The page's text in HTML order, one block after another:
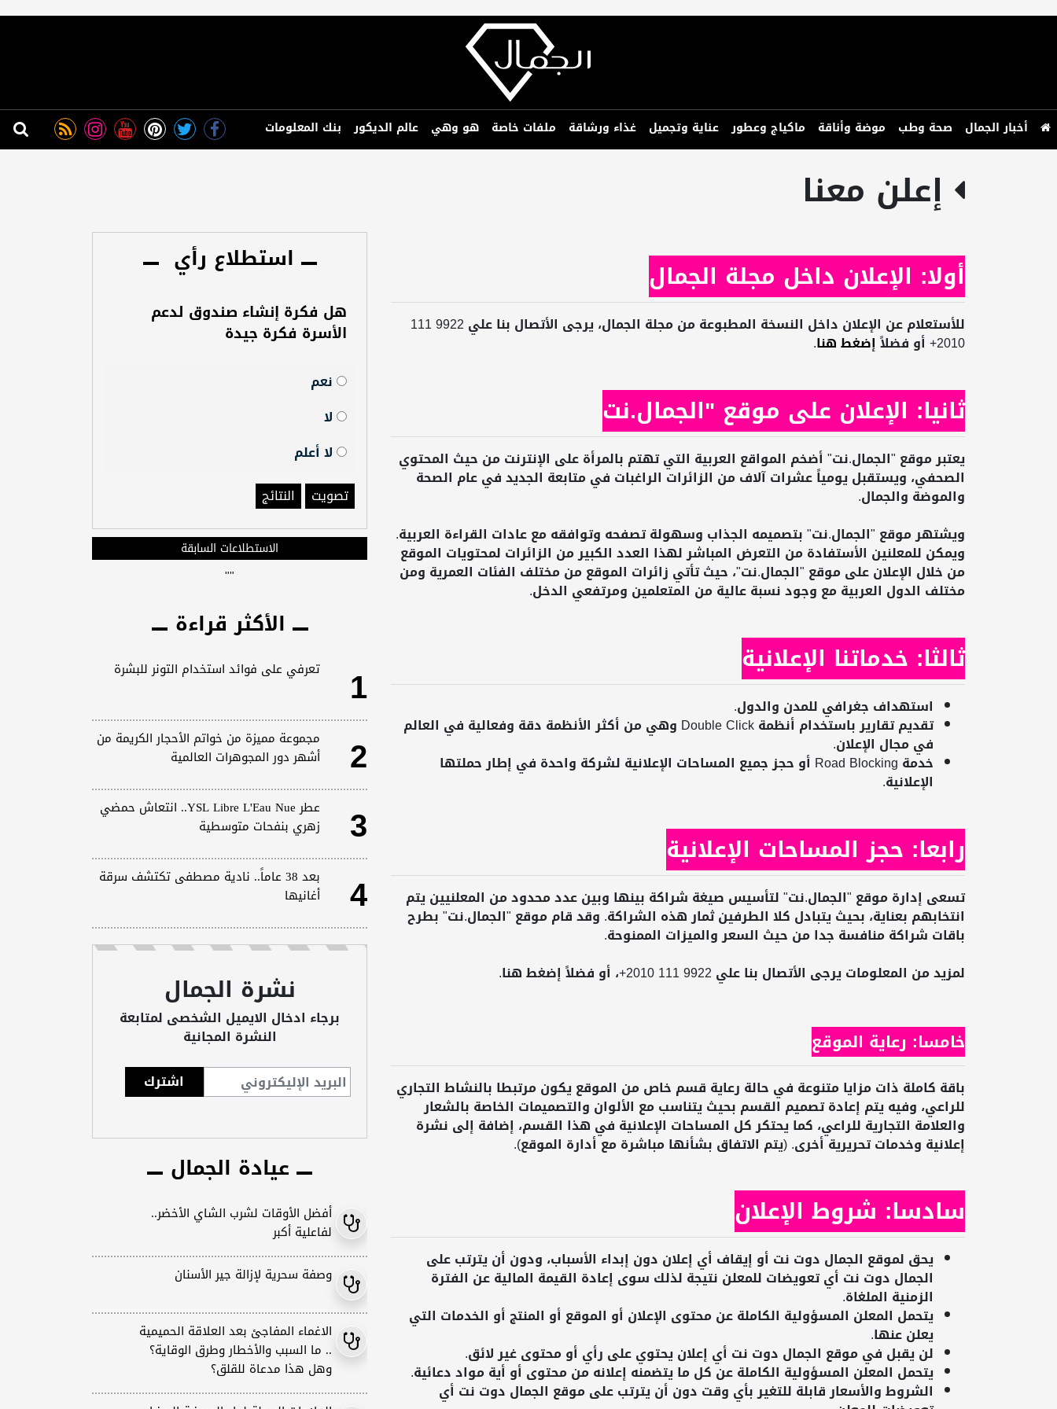
أخبار الجمال صحة وطب موضة وأناقة ماكياج وعطور عناية وتجميل غذاء ورشاقة ملفات خاصة هو وهي عالم الديكور بنك المعلومات
إعلن معنا
أولا: الإعلان داخل مجلة الجمال
للأستعلام عن الإعلان داخل النسخة المطبوعة من مجلة الجمال، يرجى الأتصال بنا علي 9922 111
2010+ أو فضلاً إضغط هنا.
ثانيا: الإعلان على موقع "الجمال.نت
يعتبر موقع "الجمال.نت" أضخم المواقع العربية التي تهتم بالمرأة على الإنترنت من حيث المحتوي
الصحفي، ويستقبل يومياً عشرات آلاف من الزائرات الراغبات في متابعة الجديد في عام الصحة
والموضة والجمال.
ويشتهر موقع "الجمال.نت" بتصميمه الجذاب وسهولة تصفحه وتوافقه مع عادات القراءة العربية.
ويمكن للمعلنين الأستفادة من التعرض المباشر لهذا العدد الكبير من الزائرات لمحتويات الموقع
من خلال الإعلان على موقع "الجمال.نت"، حيث تأتي زائرات الموقع من مختلف الفئات العمرية ومن
مختلف الدول العربية مع وجود نسبة عالية من المتعلمين ومرتفعي الدخل.
ثالثا: خدماتنا الإعلانية
استهداف جغرافي للمدن والدول.
تقديم تقارير باستخدام أنظمة Double Click وهي من أكثر الأنظمة دقة وفعالية في العالم
في مجال الإعلان.
خدمة Road Blocking أو حجز جميع المساحات الإعلانية لشركة واحدة في إطار حملتها
الإعلانية.
رابعا: حجز المساحات الإعلانية
تسعى إدارة موقع "الجمال.نت" لتأسيس صيغة شراكة بينها وبين عدد محدود من المعلنيين يتم
انتخابهم بعناية، بحيث يتبادل كلا الطرفين ثمار هذه الشراكة. وقد قام موقع "الجمال.نت" بطرح
باقات شراكة منافسة جدا من حيث السعر والميزات الممنوحة.
لمزيد من المعلومات يرجى الأتصال بنا علي 9922 111 2010+، أو فضلاً إضغط هنا.
خامسا: رعاية الموقع
باقة كاملة ذات مزايا متنوعة في حالة رعاية قسم خاص من الموقع يكون مرتبطا بالنشاط التجاري
للراعي، وفيه يتم إعادة تصميم القسم بحيث يتناسب مع الألوان والتصميمات الخاصة بالشعار
والعلامة التجارية للراعي، كما يحتكر كل المساحات الإعلانية في هذا القسم، إضافة إلى نشرة
إعلانية وخدمات تحريرية أخرى. (يتم الاتفاق بشأنها مباشرة مع أدارة الموقع).
سادسا: شروط الإعلان
يحق لموقع الجمال دوت نت أو إيقاف أي إعلان دون إبداء الأسباب، ودون أن يترتب على
الجمال دوت نت أي تعويضات للمعلن نتيجة لذلك سوى إعادة القيمة المالية عن الفترة
الزمنية الملغاة.
يتحمل المعلن المسؤولية الكاملة عن محتوى الإعلان أو الموقع أو المنتج أو الخدمات التي
يعلن عنها.
لن يقبل في موقع الجمال دوت نت أي إعلان يحتوي على رأي أو محتوى غير لائق.
يتحمل المعلن المسؤولية الكاملة عن كل ما يتضمنه إعلانه من محتوى أو أية مواد دعائية.
الشروط والأسعار قابلة للتغير بأي وقت دون أن يترتب على موقع الجمال دوت نت أي
استطلاع رأي
هل فكرة إنشاء صندوق لدعم
الأسرة فكرة جيدة
نعم
لا
لا أعلم
تصويت
النتائج
الاستطلاعات السابقة
"
"
الأكثر قراءة
1 تعرفي على فوائد استخدام التونر للبشرة
2
مجموعة مميزة من خواتم الأحجار الكريمة من
أشهر دور المجوهرات العالمية
3
عطر YSL Libre L'Eau Nue.. انتعاش حمضي
زهري بنفحات متوسطية
4
بعد 38 عاماً.. نادية مصطفى تكتشف سرقة
أغانيها
نشرة الجمال
برجاء ادخال الايميل الشخصى لمتابعة
النشرة المجانية
عيادة الجمال
أفضل الأوقات لشرب الشاي الأخضر..
لفاعلية أكبر
وصفة سحرية لإزالة جير الأسنان
الاغماء المفاجئ بعد العلاقة الحميمية
.. ما السبب والأخطار وطرق الوقاية؟
وهل هذا مدعاة للقلق؟